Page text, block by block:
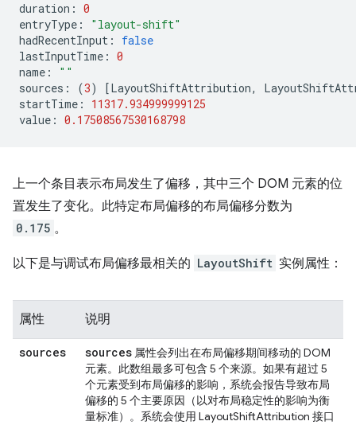
duration : 0
entryType :
"layout-shift"
hadRecentInput :
false
lastInputTime : 0
name :
""
sources : (3) [LayoutShiftAttribution,
startTime :
11317.934999999125
value : 0.17508567530168798
上一个条目表示布局发生了偏移，其中三个 DOM 元素的位
置发生了变化。此特定布局偏移的布局偏移分数为
0.175 。
以下是与调试布局偏移最相关的 LayoutShift 实例属性：
属性 说明
sources sources 属性会列出在布局偏移期间移动的 DOM
元素。此数组最多可包含 5 个来源。如果有超过 5
个元素受到布局偏移的影响，系统会报告导致布局
偏移的 5 个主要原因（以对布局稳定性的影响为衡
量标准）。系统会使用 LayoutShiftAttribution 接口